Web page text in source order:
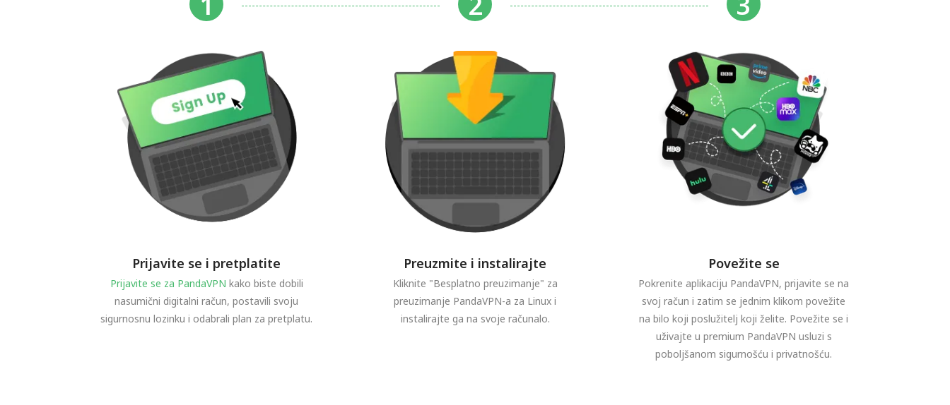
Prijavite se i pretplatite
Prijavite se za PandaVPN kako biste dobili
nasumični digitalni račun, postavili svoju
sigurnosnu lozinku i odabrali plan za pretplatu.
Preuzmite i instalirajte
Kliknite "Besplatno preuzimanje" za
preuzimanje PandaVPN-a za Linux i
instalirajte ga na svoje računalo.
Povežite se
Pokrenite aplikaciju PandaVPN, prijavite se na
svoj račun i zatim se jednim klikom povežite
na bilo koji poslužitelj koji želite. Povežite se i
uživajte u premium PandaVPN usluzi s
poboljšanom sigurnošću i privatnošću.